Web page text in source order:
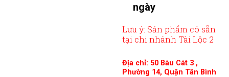
ngày
Lưu ý: Sản phẩm có sẵn
tại chi nhánh Tài Lộc 2
Địa chỉ: 50 Bàu Cát 3 ,
Phường 14, Quận Tân Bình